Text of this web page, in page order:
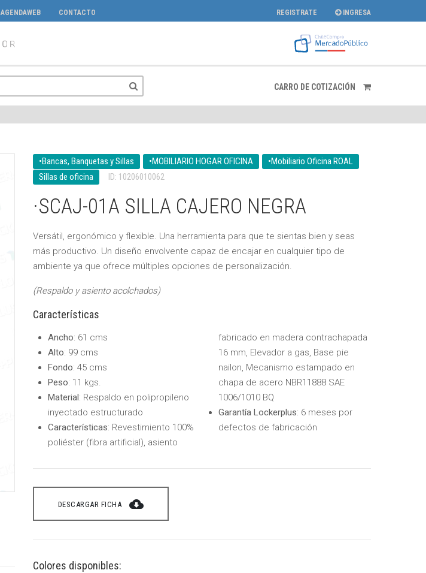
AGENDAWEB CONTACTO REGISTRATE INGRESA
CARRO DE COTIZACIÓN
•Bancas, Banquetas y Sillas •MOBILIARIO HOGAR OFICINA
•Mobiliario Oficina ROAL
Sillas de oficina
ID: 10206010062
·SCAJ-01A SILLA CAJERO NEGRA
Versátil, ergonómico y flexible. Una herramienta para que te sientas bien y seas
más productivo. Un diseño envolvente capaz de encajar en cualquier tipo de
ambiente ya que ofrece múltiples opciones de personalización.
(Respaldo y asiento acolchados)
Características
Ancho: 61 cms
Alto: 99 cms
Fondo: 45 cms
Peso: 11 kgs.
Material: Respaldo en polipropileno
inyectado estructurado
Características: Revestimiento 100%
poliéster (fibra artificial), asiento
fabricado en madera contrachapada
16 mm, Elevador a gas, Base pie
nailon, Mecanismo estampado en
chapa de acero NBR11888 SAE
1006/1010 BQ
Garantía Lockerplus: 6 meses por
defectos de fabricación
DESCARGAR FICHA cloud_download
Colores disponibles: